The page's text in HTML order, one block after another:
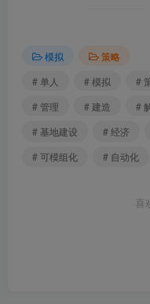
模拟
策略
# 单人
# 模拟 #
# 管理
# 建造 #
# 基地建设
# 经济
# 可模组化
# 自动化
喜